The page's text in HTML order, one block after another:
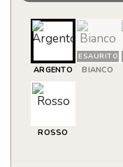
ARGENTO
ESAURITO
BIANCO
ROSSO